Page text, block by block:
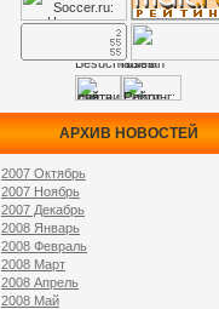
АРХИВ НОВОСТЕЙ
2007 Октябрь
2007 Ноябрь
2007 Декабрь
2008 Январь
2008 Февраль
2008 Март
2008 Апрель
2008 Май